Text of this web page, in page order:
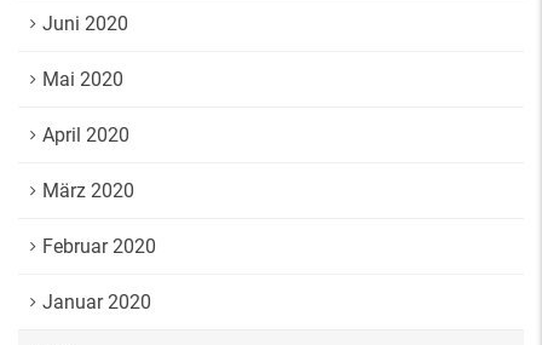
Juni 2020
Mai 2020
April 2020
März 2020
Februar 2020
Januar 2020